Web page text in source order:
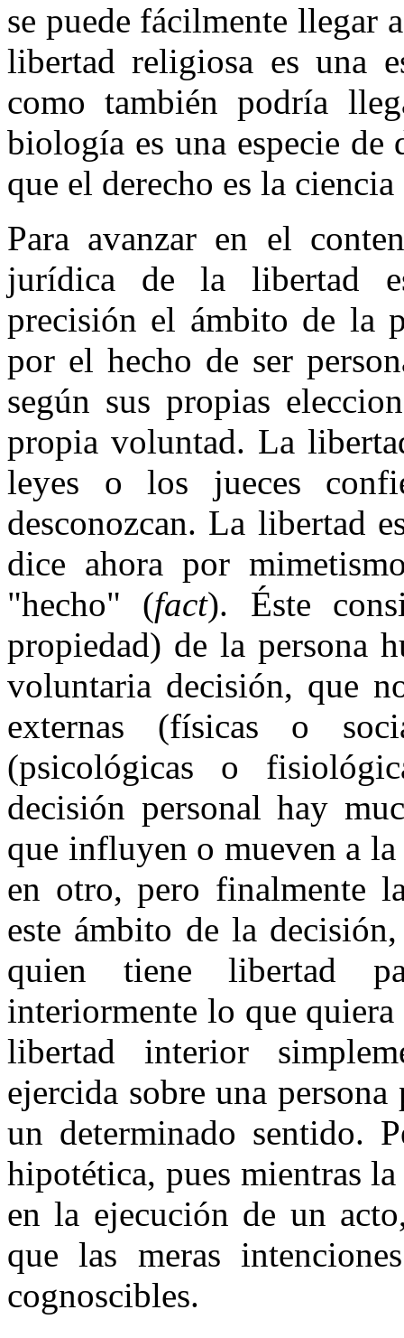
se puede fácilmente llegar
libertad religiosa es una
como también podría
biología es una especie de
que el derecho es la
Para avanzar en el
jurídica de la libertad
precisión el ámbito de la
por el hecho de ser
según sus propias
propia voluntad. La
leyes o los jueces
desconozcan. La libertad
dice ahora por
"hecho" (fact). Éste
propiedad) de la persona
voluntaria decisión, que
externas (físicas o
(psicológicas o
decisión personal hay
que influyen o mueven a
en otro, pero finalmente
este ámbito de la
quien tiene libertad
interiormente lo que
libertad interior
ejercida sobre una
un determinado sentido.
hipotética, pues mientras
en la ejecución de un
que las meras
cognoscibles.